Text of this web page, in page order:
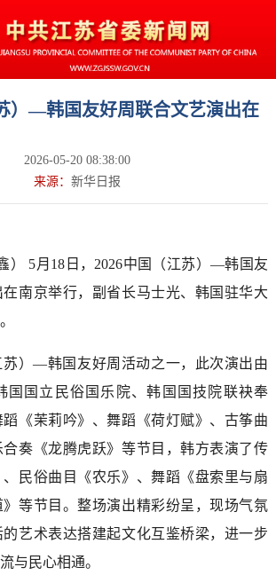
）—韩国友好周联合文艺演出在
2026-05-20 08:38:00
来源： 新华日报
） 5月18日，2026中国（江苏）—韩国友
南京举行，副省长马士光、韩国驻华大
苏）—韩国友好周活动之一，此次演出由
国国立民俗国乐院、韩国国技院联袂奉
《茉莉吟》、舞蹈《荷灯赋》、古筝曲
合奏《龙腾虎跃》等节目，韩方表演了传
民俗曲目《农乐》、舞蹈《盘索里与扇
等节目。整场演出精彩纷呈，现场气氛
艺术表达搭建起文化互鉴桥梁，进一步
与民心相通。